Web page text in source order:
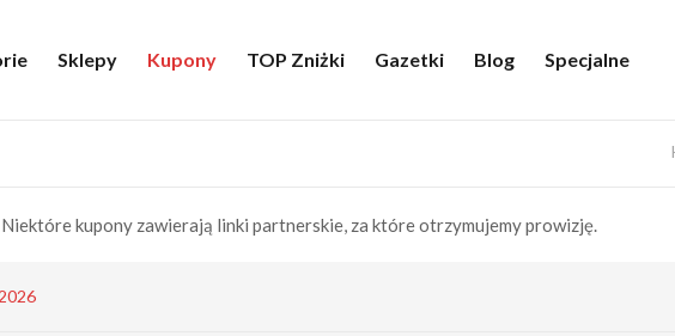
Sklepy Kupony TOP Zniżki Gazetki Blog Specjalne
Niektóre kupony zawierają linki partnerskie, za które otrzymujemy prowizję.